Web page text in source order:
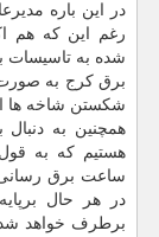
در این باره
رغم این كه هم
شده به تاسیسات
برق كرج به
شكستن شاخه ها
همچنین به
هستیم كه به قول
ساعت برق
در هر حال
برطرف خواهد شد